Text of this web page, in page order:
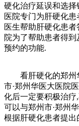
硬化治疗延误和选择
医院专门为肝硬化
医生帮助肝硬化患
院为了帮助患者得
预约的功能.
看肝硬化的郑州华
市·郑州华医大医院
化后一定要积极治
可以与郑州市·郑州
根据肝硬化患者提